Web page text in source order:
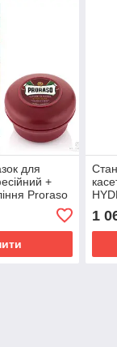
для
+
Proraso
150
для
мл
1